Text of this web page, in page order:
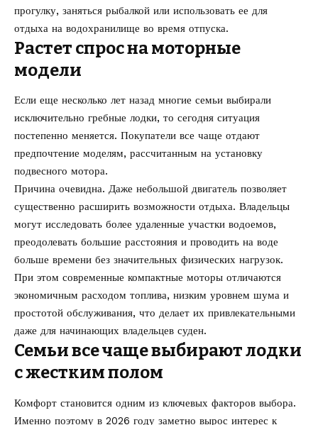
прогулку, заняться рыбалкой или использовать ее для
отдыха на водохранилище во время отпуска.
Растет спрос на моторные
модели
Если еще несколько лет назад многие семьи выбирали
исключительно гребные лодки, то сегодня ситуация
постепенно меняется. Покупатели все чаще отдают
предпочтение моделям, рассчитанным на установку
подвесного мотора.
Причина очевидна. Даже небольшой двигатель позволяет
существенно расширить возможности отдыха. Владельцы
могут исследовать более удаленные участки водоемов,
преодолевать большие расстояния и проводить на воде
больше времени без значительных физических нагрузок.
При этом современные компактные моторы отличаются
экономичным расходом топлива, низким уровнем шума и
простотой обслуживания, что делает их привлекательными
даже для начинающих владельцев суден.
Семьи все чаще выбирают лодки
с жестким полом
Комфорт становится одним из ключевых факторов выбора.
Именно поэтому в 2026 году заметно вырос интерес к